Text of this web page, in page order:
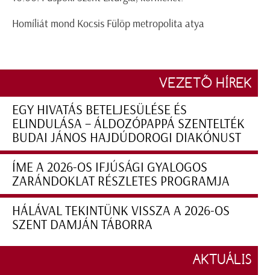
Homíliát mond Kocsis Fülöp metropolita atya
VEZETŐ HÍREK
EGY HIVATÁS BETELJESÜLÉSE ÉS
ELINDULÁSA – ÁLDOZÓPAPPÁ SZENTELTÉK
BUDAI JÁNOS HAJDÚDOROGI DIAKÓNUST
ÍME A 2026-OS IFJÚSÁGI GYALOGOS
ZARÁNDOKLAT RÉSZLETES PROGRAMJA
HÁLÁVAL TEKINTÜNK VISSZA A 2026-OS
SZENT DAMJÁN TÁBORRA
AKTUÁLIS